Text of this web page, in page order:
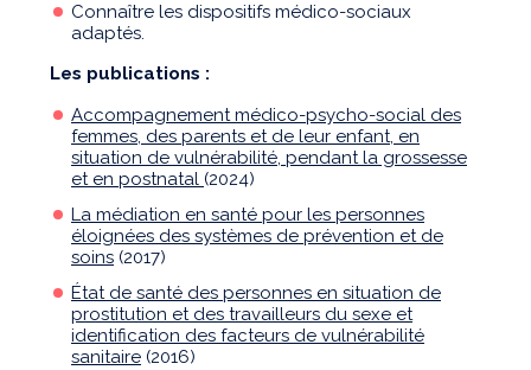
Connaître les dispositifs médico-sociaux
adaptés.
Les publications :
Accompagnement médico-psycho-social des
femmes, des parents et de leur enfant, en
situation de vulnérabilité, pendant la grossesse
et en postnatal (2024)
La médiation en santé pour les personnes
éloignées des systèmes de prévention et de
soins (2017)
État de santé des personnes en situation de
prostitution et des travailleurs du sexe et
identification des facteurs de vulnérabilité
sanitaire (2016)